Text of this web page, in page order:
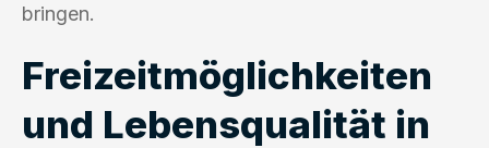
bringen.
Freizeitmöglichkeiten
und Lebensqualität in